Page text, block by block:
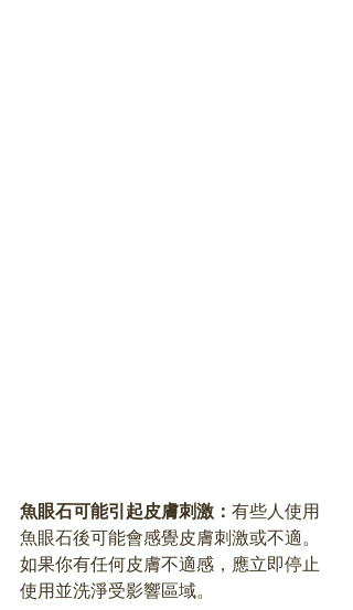
魚眼石可能引起皮膚刺激： 有些人使用
魚眼石後可能會感覺皮膚刺激或不適。
如果你有任何皮膚不適感，應立即停止
使用並洗淨受影響區域。